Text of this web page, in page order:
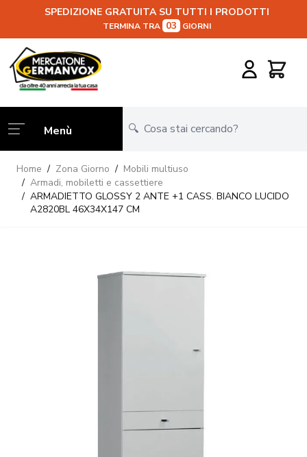
SPEDIZIONE GRATUITA SU TUTTI I PRODOTTI
TERMINA TRA 03 GIORNI
Salta al contenuto
Carrello
Menù
Home / Zona Giorno / Mobili multiuso
/ Armadi, mobiletti e cassettiere
/ ARMADIETTO GLOSSY 2 ANTE +1 CASS. BIANCO LUCIDO
A2820BL 46X34X147 CM